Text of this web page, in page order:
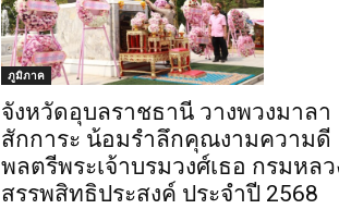
ภูมิภาค
จังหวัดอุบลราชธานี วางพวงมาลา
สักการะ น้อมรำลึกคุณงามความดี
พลตรีพระเจ้าบรมวงศ์เธอ กรมหลว
สรรพสิทธิประสงค์ ประจำปี 2568